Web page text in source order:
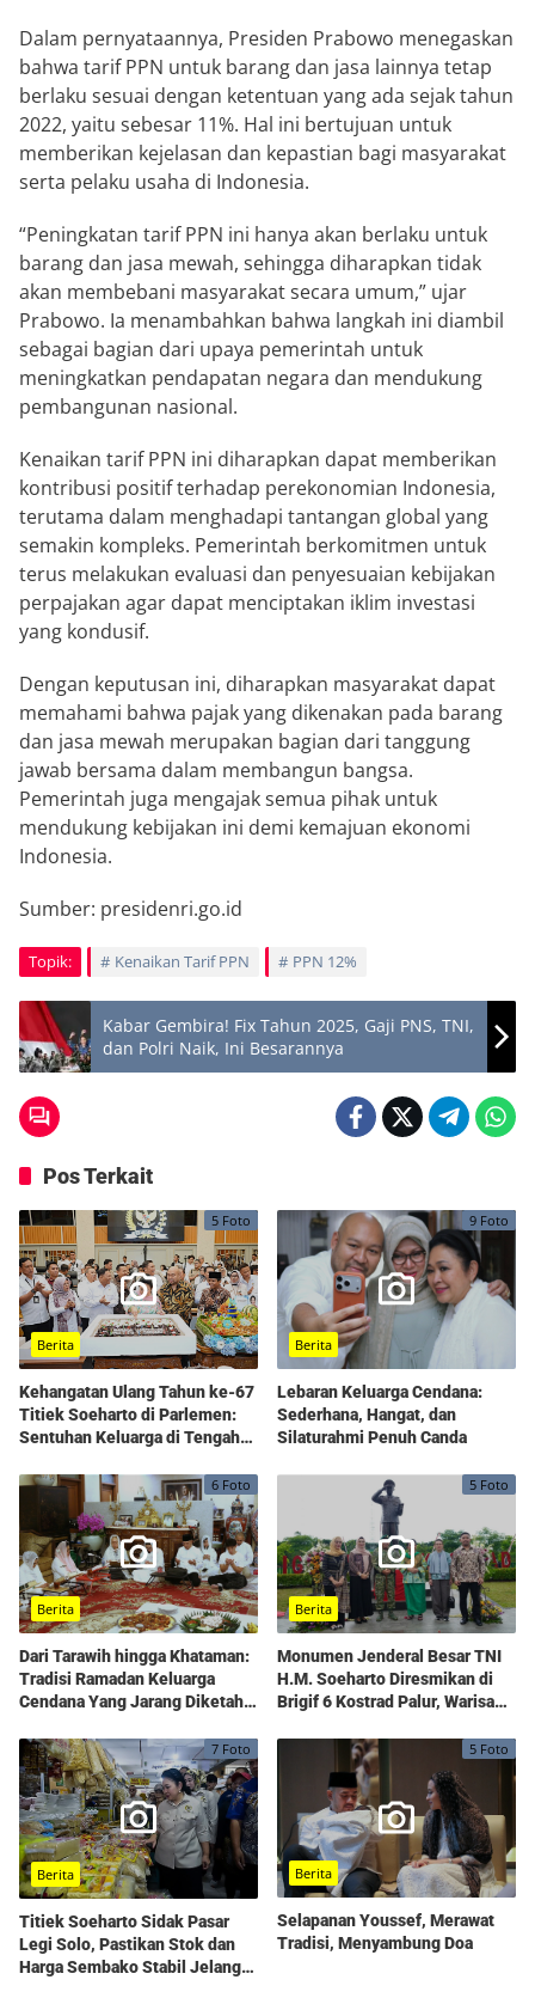
Dalam pernyataannya, Presiden Prabowo menegaskan
bahwa tarif PPN untuk barang dan jasa lainnya tetap
berlaku sesuai dengan ketentuan yang ada sejak tahun
2022, yaitu sebesar 11%. Hal ini bertujuan untuk
memberikan kejelasan dan kepastian bagi masyarakat
serta pelaku usaha di Indonesia.
“Peningkatan tarif PPN ini hanya akan berlaku untuk
barang dan jasa mewah, sehingga diharapkan tidak
akan membebani masyarakat secara umum,” ujar
Prabowo. Ia menambahkan bahwa langkah ini diambil
sebagai bagian dari upaya pemerintah untuk
meningkatkan pendapatan negara dan mendukung
pembangunan nasional.
Kenaikan tarif PPN ini diharapkan dapat memberikan
kontribusi positif terhadap perekonomian Indonesia,
terutama dalam menghadapi tantangan global yang
semakin kompleks. Pemerintah berkomitmen untuk
terus melakukan evaluasi dan penyesuaian kebijakan
perpajakan agar dapat menciptakan iklim investasi
yang kondusif.
Dengan keputusan ini, diharapkan masyarakat dapat
memahami bahwa pajak yang dikenakan pada barang
dan jasa mewah merupakan bagian dari tanggung
jawab bersama dalam membangun bangsa.
Pemerintah juga mengajak semua pihak untuk
mendukung kebijakan ini demi kemajuan ekonomi
Indonesia.
Sumber: presidenri.go.id
Topik: Kenaikan Tarif PPN PPN 12%
Kabar Gembira! Fix Tahun 2025, Gaji PNS, TNI,
dan Polri Naik, Ini Besarannya
Pos Terkait
5 Foto
Berita
Kehangatan Ulang Tahun ke-67
Titiek Soeharto di Parlemen:
Sentuhan Keluarga di Tengah
9 Foto
Berita
Lebaran Keluarga Cendana:
Sederhana, Hangat, dan
Silaturahmi Penuh Canda
6 Foto
Berita
Dari Tarawih hingga Khataman:
Tradisi Ramadan Keluarga
Cendana Yang Jarang Diketahui
5 Foto
Berita
Monumen Jenderal Besar TNI
H.M. Soeharto Diresmikan di
Brigif 6 Kostrad Palur, Warisan
Dihidupkan Kembali
7 Foto
Berita
Titiek Soeharto Sidak Pasar
Legi Solo, Pastikan Stok dan
Harga Sembako Stabil Jelang
5 Foto
Berita
Selapanan Youssef, Merawat
Tradisi, Menyambung Doa